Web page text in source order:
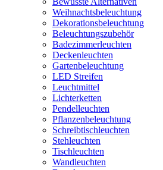
Weihnachtsbeleuchtung
Dekorationsbeleuchtung
Beleuchtungszubehör
Badezimmerleuchten
Deckenleuchten
Gartenbeleuchtung
LED Streifen
Leuchtmittel
Lichterketten
Pendelleuchten
Pflanzenbeleuchtung
Schreibtischleuchten
Stehleuchten
Tischleuchten
Wandleuchten